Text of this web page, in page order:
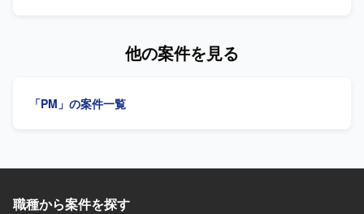
部全体は約20名、プロダクト/プロジェクトマネジメントチ
Notion、JIRA、Github、コミュニケーションにSlack、
な方ですと、より楽しんで業務に取り組んでいただけま
の全国レベルでの展開プロジェクトに上流から参画してい
高められる環境です。エンタメ分野のサービス開発に関わ
Cloudwatch、DynamoDB、Redshift、Athena、ALB）、
ンツールとしてMeet、Slackを使用します。
他の案件を見る
「PM」の案件一覧
職種から案件を探す